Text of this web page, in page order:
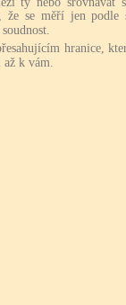
že se měří jen podle
hranice,
k vám.